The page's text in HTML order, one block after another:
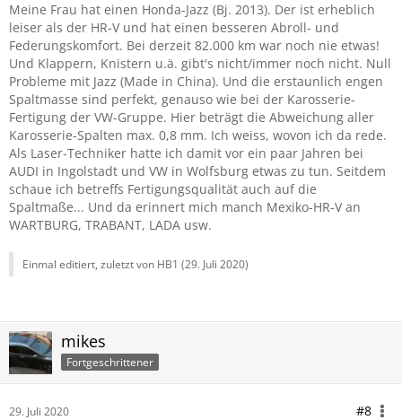
Meine Frau hat einen Honda-Jazz (Bj. 2013). Der ist erheblich
leiser als der HR-V und hat einen besseren Abroll- und
Federungskomfort. Bei derzeit 82.000 km war noch nie etwas!
Und Klappern, Knistern u.ä. gibt's nicht/immer noch nicht. Null
Probleme mit Jazz (Made in China). Und die erstaunlich engen
Spaltmasse sind perfekt, genauso wie bei der Karosserie-
Fertigung der VW-Gruppe. Hier beträgt die Abweichung aller
Karosserie-Spalten max. 0,8 mm. Ich weiss, wovon ich da rede.
Als Laser-Techniker hatte ich damit vor ein paar Jahren bei
AUDI in Ingolstadt und VW in Wolfsburg etwas zu tun. Seitdem
schaue ich betreffs Fertigungsqualität auch auf die
Spaltmaße... Und da erinnert mich manch Mexiko-HR-V an
WARTBURG, TRABANT, LADA usw.
Einmal editiert, zuletzt von HB1 (29. Juli 2020)
mikes
Fortgeschrittener
29. Juli 2020 #8